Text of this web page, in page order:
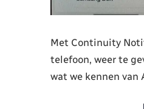
Met Continuity
telefoon, weer te
wat we kennen